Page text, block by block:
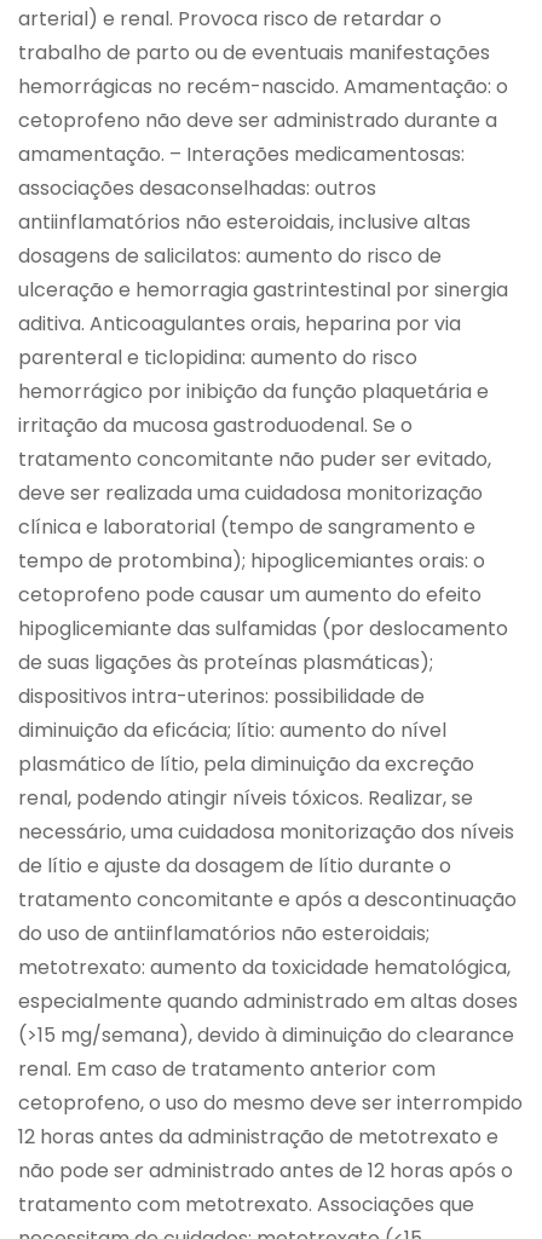
arterial) e renal. Provoca risco de retardar o
trabalho de parto ou de eventuais manifestações
hemorrágicas no recém-nascido. Amamentação: o
cetoprofeno não deve ser administrado durante a
amamentação. – Interações medicamentosas:
associações desaconselhadas: outros
antiinflamatórios não esteroidais, inclusive altas
dosagens de salicilatos: aumento do risco de
ulceração e hemorragia gastrintestinal por sinergia
aditiva. Anticoagulantes orais, heparina por via
parenteral e ticlopidina: aumento do risco
hemorrágico por inibição da função plaquetária e
irritação da mucosa gastroduodenal. Se o
tratamento concomitante não puder ser evitado,
deve ser realizada uma cuidadosa monitorização
clínica e laboratorial (tempo de sangramento e
tempo de protombina); hipoglicemiantes orais: o
cetoprofeno pode causar um aumento do efeito
hipoglicemiante das sulfamidas (por deslocamento
de suas ligações às proteínas plasmáticas);
dispositivos intra-uterinos: possibilidade de
diminuição da eficácia; lítio: aumento do nível
plasmático de lítio, pela diminuição da excreção
renal, podendo atingir níveis tóxicos. Realizar, se
necessário, uma cuidadosa monitorização dos níveis
de lítio e ajuste da dosagem de lítio durante o
tratamento concomitante e após a descontinuação
do uso de antiinflamatórios não esteroidais;
metotrexato: aumento da toxicidade hematológica,
especialmente quando administrado em altas doses
(>15 mg/semana), devido à diminuição do clearance
renal. Em caso de tratamento anterior com
cetoprofeno, o uso do mesmo deve ser interrompido
12 horas antes da administração de metotrexato e
não pode ser administrado antes de 12 horas após o
tratamento com metotrexato. Associações que